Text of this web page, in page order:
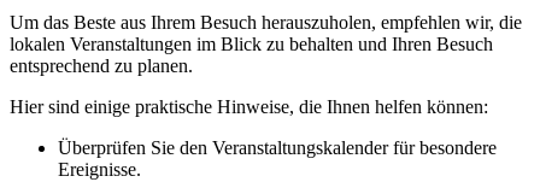
Um das Beste aus Ihrem Besuch herauszuholen, empfehlen wir, die
lokalen Veranstaltungen im Blick zu behalten und Ihren Besuch
entsprechend zu planen.
Hier sind einige praktische Hinweise, die Ihnen helfen können:
Überprüfen Sie den Veranstaltungskalender für besondere
Ereignisse.